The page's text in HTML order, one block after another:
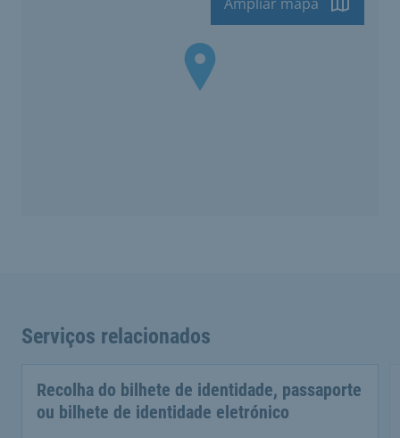
Serviços relacionados
Recolha do bilhete de identidade, passaporte
ou bilhete de identidade eletrónico